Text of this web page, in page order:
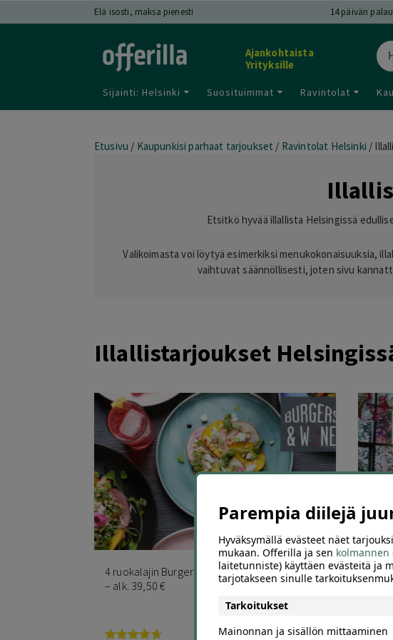
Elä isosti, maksa pienesti 14päivän
Ajankohtaista
Yrityksille
Sijainti: Helsinki Suosituimmat Ravintolat
Etusivu / Kaupunkisi parhaat tarjoukset / Ravintolat Helsinki /
Etsitkö hyvää illallista Helsingissä
Valikoimasta voi löytyä esimerkiksi menukokonaisuuksia,
vaihtuvat säännöllisesti, joten sivu
Illallistarjoukset
1755
4 ruokalajin Burgers & Wine -menu Helsingissä
– alk. 39,50 €
Parempia diilejä
Hyväksymällä evästeet näet
mukaan. Offerilla ja sen
laitetunniste) käyttäen evästeitä ja
tarjotakseen sinulle
Tarkoitukset
Mainonnan ja sisällön mittaaminen